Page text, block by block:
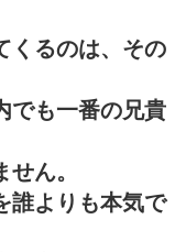
くるのは、その
でも一番の兄貴
ん。
誰よりも本気で